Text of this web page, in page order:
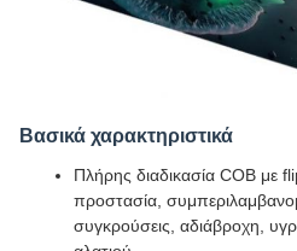
Βασικά χαρακτηριστικά
Πλήρης διαδικασία COB με
προστασία,
συγκρούσεις, αδιάβροχη,